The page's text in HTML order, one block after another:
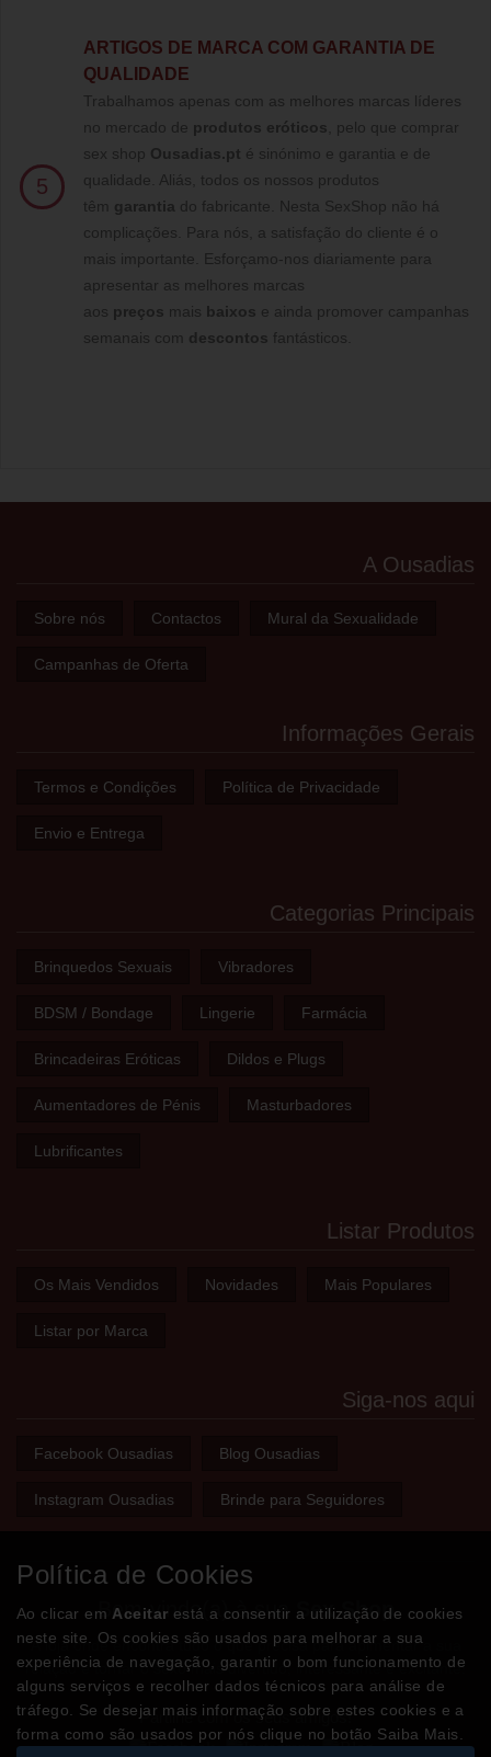
5
ARTIGOS DE MARCA COM GARANTIA DE
QUALIDADE
Trabalhamos apenas com as melhores marcas líderes
no mercado de produtos eróticos , pelo que comprar
sex shop Ousadias.pt é sinónimo e garantia e de
qualidade. Aliás, todos os nossos produtos
têm garantia do fabricante. Nesta SexShop não há
complicações. Para nós, a satisfação do cliente é o
mais importante. Esforçamo-nos diariamente para
apresentar as melhores marcas
aos preços mais baixos e ainda promover campanhas
semanais com descontos fantásticos.
A Ousadias
Sobre nós Contactos Mural da Sexualidade
Campanhas de Oferta
Informações Gerais
Termos e Condições Política de Privacidade
Envio e Entrega
Categorias Principais
Brinquedos Sexuais Vibradores
BDSM / Bondage Lingerie Farmácia
Brincadeiras Eróticas Dildos e Plugs
Aumentadores de Pénis Masturbadores
Lubrificantes
Listar Produtos
Os Mais Vendidos Novidades Mais Populares
Listar por Marca
Siga-nos aqui
Facebook Ousadias Blog Ousadias
Instagram Ousadias Brinde para Seguidores
Bem-vindo(a) à sua Sex Shop
A loja onde encontra tudo o que precisa para apimentar a sua
relação e tornar o sexo mais divertido, interessante e excitante!
Partilhe com os seus amigos!
Política de Cookies
Ao clicar em Aceitar está a consentir a utilização de cookies
neste site. Os cookies são usados para melhorar a sua
experiência de navegação, garantir o bom funcionamento de
alguns serviços e recolher dados técnicos para análise de
tráfego. Se desejar mais informação sobre estes cookies e a
forma como são usados por nós clique no botão Saiba Mais.